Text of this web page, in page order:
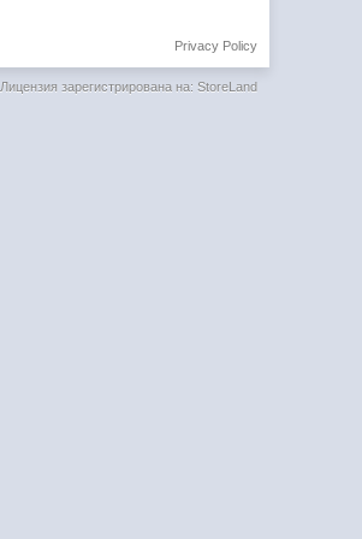
Privacy Policy
Лицензия зарегистрирована на: StoreLand